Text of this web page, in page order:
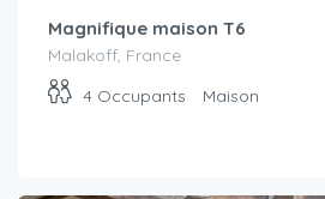
Magnifique maison T6
Malakoff, France
4 Occupants Maison